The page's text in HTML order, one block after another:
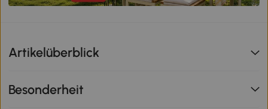
Artikelüberblick
Besonderheit